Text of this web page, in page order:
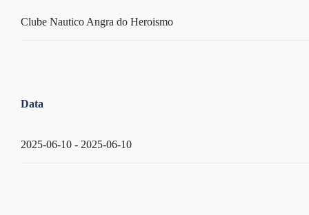
Clube Nautico Angra do Heroismo
Data
2025-06-10 - 2025-06-10